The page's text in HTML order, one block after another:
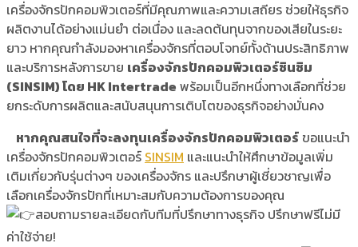
เครื่องจักรปักคอมพิวเตอร์ที่มีคุณภาพและความเสถียร ช่วยให้ธุรกิจ
ผลิตงานได้อย่างแม่นยำ ต่อเนื่อง และลดต้นทุนจากของเสียในระยะ
ยาว หากคุณกำลังมองหาเครื่องจักรที่ตอบโจทย์ทั้งด้านประสิทธิภาพ
และบริการหลังการขาย เครื่องจักรปักคอมพิวเตอร์ซินซิม
(SINSIM) โดย HK Intertrade พร้อมเป็นอีกหนึ่งทางเลือกที่ช่วย
ยกระดับการผลิตและสนับสนุนการเติบโตของธุรกิจอย่างมั่นคง
หากคุณสนใจที่จะลงทุนเครื่องจักรปักคอมพิวเตอร์ ขอแนะนำ
เครื่องจักรปักคอมพิวเตอร์ SINSIM และแนะนำให้ศึกษาข้อมูลเพิ่ม
เติมเกี่ยวกับรุ่นต่างๆ ของเครื่องจักร และปรึกษาผู้เชี่ยวชาญเพื่อ
เลือกเครื่องจักรปักที่เหมาะสมกับความต้องการของคุณ
สอบถามรายละเอียดกับทีมที่ปรึกษาทางธุรกิจ ปรึกษาฟรีไม่มี
ค่าใช้จ่าย!